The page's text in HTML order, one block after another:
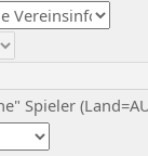
Spieler